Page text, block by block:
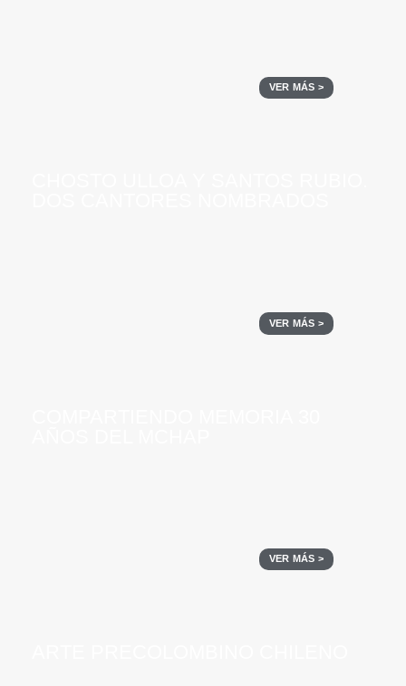
VER MÁS >
VER MÁS >
VER MÁS >